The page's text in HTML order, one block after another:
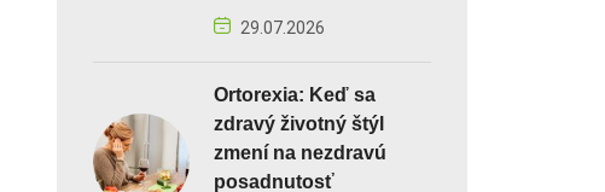
29.07.2026
Ortorexia: Keď sa
zdravý životný štýl
zmení na nezdravú
posadnutosť